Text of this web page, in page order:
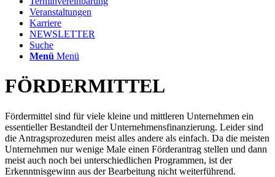
Veranstaltungen
Karriere
NEWSLETTER
Suche
Menü Menü
FÖRDERMITTEL
Fördermittel sind für viele kleine und mittleren Unternehmen ein
essentieller Bestandteil der Unternehmensfinanzierung. Leider sind
die Antragsprozeduren meist alles andere als einfach. Da die meisten
Unternehmen nur wenige Male einen Förderantrag stellen und dann
meist auch noch bei unterschiedlichen Programmen, ist der
Erkenntnisgewinn aus der Bearbeitung nicht weiterführend.